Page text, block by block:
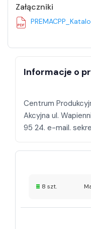
Załączniki
Informacje o
Centrum
Akcyjna ul.
8 szt.